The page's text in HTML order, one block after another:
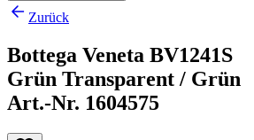
Zurück
Bottega Veneta BV1241S
Grün Transparent / Grün
Art.-Nr. 1604575